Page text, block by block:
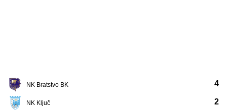
NK Bratstvo BK
NK Ključ
4
2